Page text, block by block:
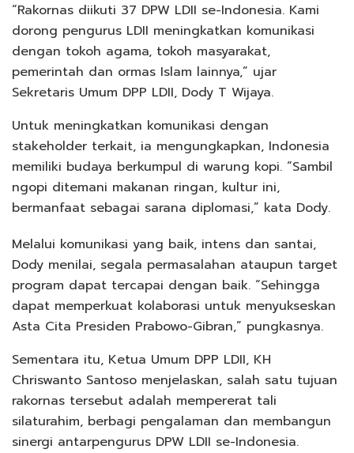
“Rakornas diikuti 37 DPW LDII se-Indonesia. Kami
dorong pengurus LDII meningkatkan komunikasi
dengan tokoh agama, tokoh masyarakat,
pemerintah dan ormas Islam lainnya,” ujar
Sekretaris Umum DPP LDII, Dody T Wijaya.
Untuk meningkatkan komunikasi dengan
stakeholder terkait, ia mengungkapkan, Indonesia
memiliki budaya berkumpul di warung kopi. “Sambil
ngopi ditemani makanan ringan, kultur ini,
bermanfaat sebagai sarana diplomasi,” kata Dody.
Melalui komunikasi yang baik, intens dan santai,
Dody menilai, segala permasalahan ataupun target
program dapat tercapai dengan baik. “Sehingga
dapat memperkuat kolaborasi untuk menyukseskan
Asta Cita Presiden Prabowo-Gibran,” pungkasnya.
Sementara itu, Ketua Umum DPP LDII, KH
Chriswanto Santoso menjelaskan, salah satu tujuan
rakornas tersebut adalah mempererat tali
silaturahim, berbagi pengalaman dan membangun
sinergi antarpengurus DPW LDII se-Indonesia.